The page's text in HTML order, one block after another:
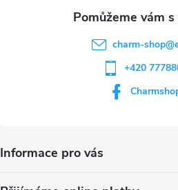
charm-shop@
+420
Informace pro vás